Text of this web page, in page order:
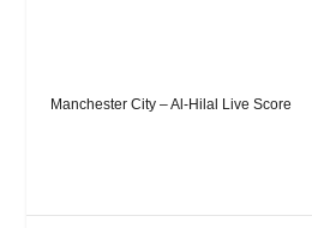
Manchester City – Al-Hilal Live Score